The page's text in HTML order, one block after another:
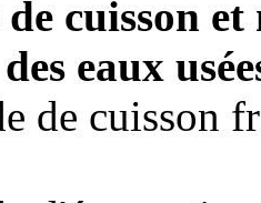
cuisson et
eaux
de cuisson